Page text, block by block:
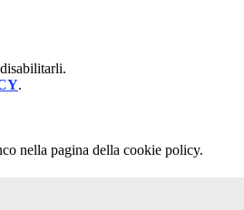
.
nella pagina della cookie policy.